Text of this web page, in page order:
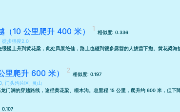
10 公里爬升 400 米）
相似度: 0.336
徒步强度2.0
慢上升到黄花梁，此处风景绝佳，路上也碰到很多露营的人拔营下撤。黄花梁海
里爬升 600 米）
相似度: 0.197
门头沟片区
灵山
门涧的穿越路线，途径黄花梁、椴木沟。总里程 15 公里，爬升约 600 米，但下
0.107